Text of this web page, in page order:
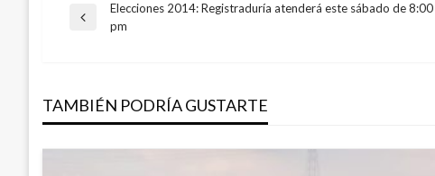
Navegación
entradas
Entrada
Elecciones 2014: Registraduría atenderá este sábado de
pm
TAMBIÉN PODRÍA GUSTARTE